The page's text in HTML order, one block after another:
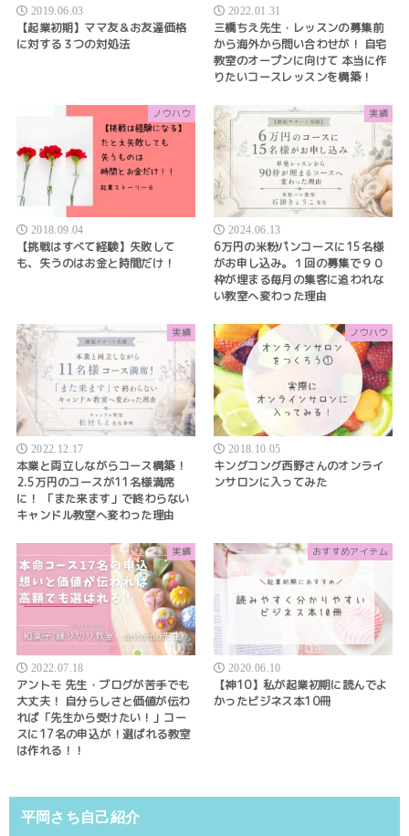
2019.06.03
【起業初期】ママ友＆お友達価格
に対する３つの対処法
2022.01.31
三橋ちえ先生・レッスンの募集前
から海外から問い合わせが！ 自宅
教室のオープンに向けて 本当に作
りたいコースレッスンを構築！
ノウハウ
2018.09.04
【挑戦はすべて経験】失敗して
も、失うのはお金と時間だけ！
実績
2024.06.13
6万円の米粉パンコースに15名様
がお申し込み。１回の募集で９０
枠が埋まる毎月の集客に追われな
い教室へ変わった理由
実績
2022.12.17
本業と両立しながらコース構築！
2.5万円のコースが11名様満席
に！ 「また来ます」で終わらない
キャンドル教室へ変わった理由
ノウハウ
2018.10.05
キングコング西野さんのオンライ
ンサロンに入ってみた
実績
2022.07.18
アントモ 先生・ブログが苦手でも
大丈夫！ 自分らしさと価値が伝わ
れば「先生から受けたい！」コー
スに17名の申込が！選ばれる教室
は作れる！！
おすすめアイテム
2020.06.10
【神10】私が起業初期に読んでよ
かったビジネス本10冊
平岡さち自己紹介